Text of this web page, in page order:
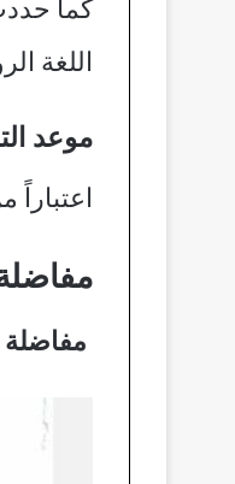
اللغة
موعد
اعتباراً من
مفاضلة